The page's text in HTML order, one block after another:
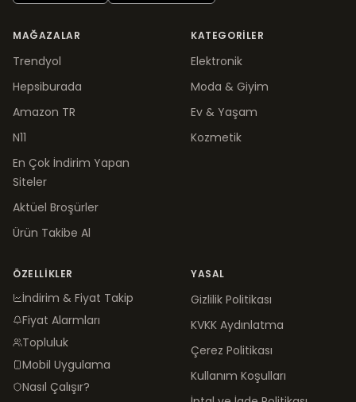
MAĞAZALAR
Trendyol
Hepsiburada
Amazon TR
N11
En Çok İndirim Yapan
Siteler
Aktüel Broşürler
Ürün Takibe Al
KATEGORILER
Elektronik
Moda & Giyim
Ev & Yaşam
Kozmetik
ÖZELLIKLER
İndirim & Fiyat Takip
Fiyat Alarmları
Topluluk
Mobil Uygulama
Nasıl Çalışır?
YASAL
Gizlilik Politikası
KVKK Aydınlatma
Çerez Politikası
Kullanım Koşulları